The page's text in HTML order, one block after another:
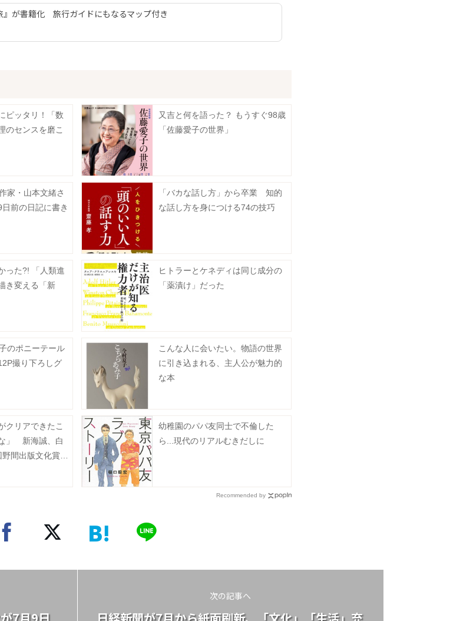
』が書籍化 旅行ガイドにもなるマップ付き
ピッタリ！「数
のセンスを磨こ
又吉と何を語った？ もうすぐ98歳
「佐藤愛子の世界」
家・山本文緒さ
前の日記に書き
「バカな話し方」から卒業 知的
な話し方を身につける74の技巧
った?! 「人類進
き変える「新
ヒトラーとケネディは同じ成分の
「薬漬け」だった
のポニーテール
撮り下ろしグ
こんな人に会いたい。物語の世界
に引き込まれる、主人公が魅力的
な本
クリアできたこ
」 新海誠、白
間出版文化賞を
幼稚園のパパ友同士で不倫した
ら...現代のリアルむきだしに
Recommended by
7月9日
次の記事へ
日経新聞が7月から紙面刷新、「文化」「生活」充